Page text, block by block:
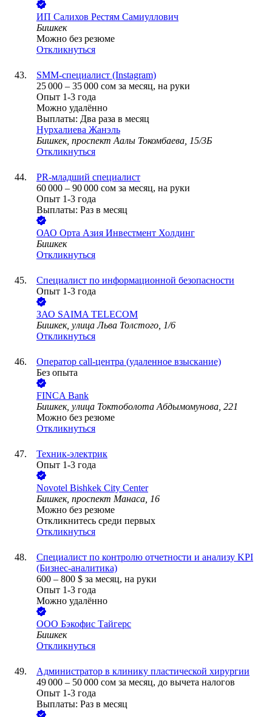
ИП Салихов Рестям Самиуллович
Бишкек
Можно без резюме
Откликнуться
SMM-специалист (Instagram)
25 000 – 35 000 сом за месяц, на руки
Опыт 1-3 года
Можно удалённо
Выплаты: Два раза в месяц
Нурхалиева Жанэль
Бишкек, проспект Аалы Токомбаева, 15/3Б
Откликнуться
PR-младший специалист
60 000 – 90 000 сом за месяц, на руки
Опыт 1-3 года
Выплаты: Раз в месяц
ОАО Орта Азия Инвестмент Холдинг
Бишкек
Откликнуться
Специалист по информационной безопасности
Опыт 1-3 года
ЗАО SAIMA TELECOM
Бишкек, улица Льва Толстого, 1/6
Откликнуться
Оператор call-центра (удаленное взыскание)
Без опыта
FINСA Bank
Бишкек, улица Токтоболота Абдымомунова, 221
Можно без резюме
Откликнуться
Техник-электрик
Опыт 1-3 года
Novotel Bishkek City Center
Бишкек, проспект Манаса, 16
Можно без резюме
Откликнитесь среди первых
Откликнуться
Специалист по контролю отчетности и анализу KPI
(Бизнес-аналитика)
600 – 800 $ за месяц, на руки
Опыт 1-3 года
Можно удалённо
ООО Бэкофис Тайгерс
Бишкек
Откликнуться
Администратор в клинику пластической хирургии
49 000 – 50 000 сом за месяц, до вычета налогов
Опыт 1-3 года
Выплаты: Раз в месяц